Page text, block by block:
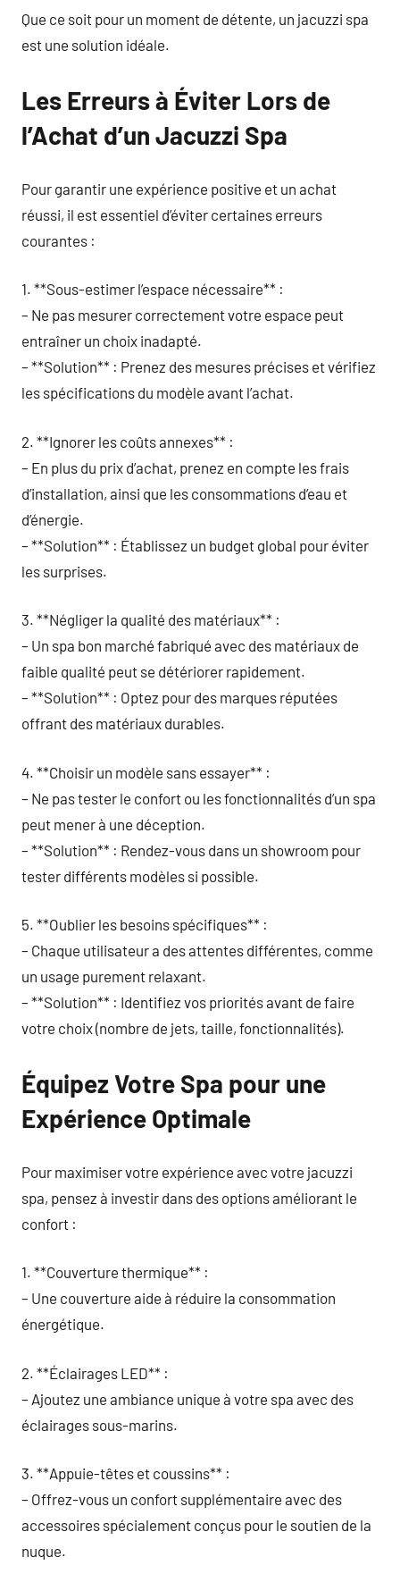
Que ce soit pour un moment de détente, un jacuzzi spa
est une solution idéale.
Les Erreurs à Éviter Lors de
l’Achat d’un Jacuzzi Spa
Pour garantir une expérience positive et un achat
réussi, il est essentiel d’éviter certaines erreurs
courantes :
1. **Sous-estimer l’espace nécessaire** :
– Ne pas mesurer correctement votre espace peut
entraîner un choix inadapté.
– **Solution** : Prenez des mesures précises et vérifiez
les spécifications du modèle avant l’achat.
2. **Ignorer les coûts annexes** :
– En plus du prix d’achat, prenez en compte les frais
d’installation, ainsi que les consommations d’eau et
d’énergie.
– **Solution** : Établissez un budget global pour éviter
les surprises.
3. **Négliger la qualité des matériaux** :
– Un spa bon marché fabriqué avec des matériaux de
faible qualité peut se détériorer rapidement.
– **Solution** : Optez pour des marques réputées
offrant des matériaux durables.
4. **Choisir un modèle sans essayer** :
– Ne pas tester le confort ou les fonctionnalités d’un spa
peut mener à une déception.
– **Solution** : Rendez-vous dans un showroom pour
tester différents modèles si possible.
5. **Oublier les besoins spécifiques** :
– Chaque utilisateur a des attentes différentes, comme
un usage purement relaxant.
– **Solution** : Identifiez vos priorités avant de faire
votre choix (nombre de jets, taille, fonctionnalités).
Équipez Votre Spa pour une
Expérience Optimale
Pour maximiser votre expérience avec votre jacuzzi
spa, pensez à investir dans des options améliorant le
confort :
1. **Couverture thermique** :
– Une couverture aide à réduire la consommation
énergétique.
2. **Éclairages LED** :
– Ajoutez une ambiance unique à votre spa avec des
éclairages sous-marins.
3. **Appuie-têtes et coussins** :
– Offrez-vous un confort supplémentaire avec des
accessoires spécialement conçus pour le soutien de la
nuque.